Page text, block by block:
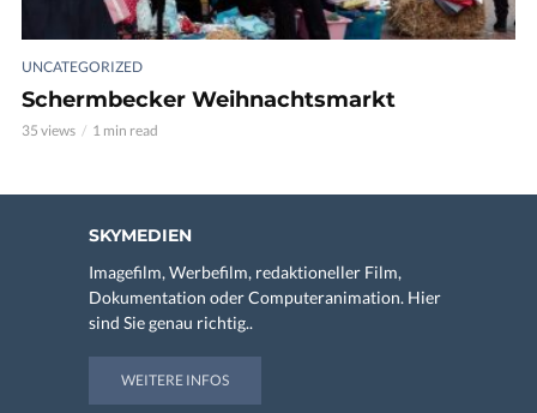
UNCATEGORIZED
Schermbecker Weihnachtsmarkt
35 views 1 min read
SKYMEDIEN
Imagefilm, Werbefilm, redaktioneller Film,
Dokumentation oder Computeranimation. Hier
sind Sie genau richtig..
WEITERE INFOS